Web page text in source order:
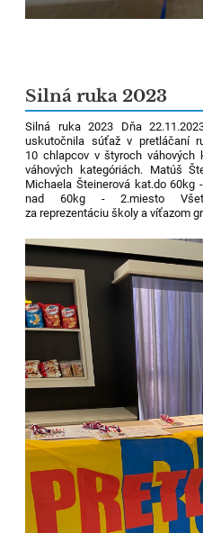
Silná ruka 2023
Silná ruka 2023 Dňa
uskutočnila súťaž v pretláčaní
10 chlapcov v štyroch
váhových kategóriách. Matúš
Michaela Šteinerová kat.do 60kg
nad 60kg - 2.miesto
za reprezentáciu školy a víťazom